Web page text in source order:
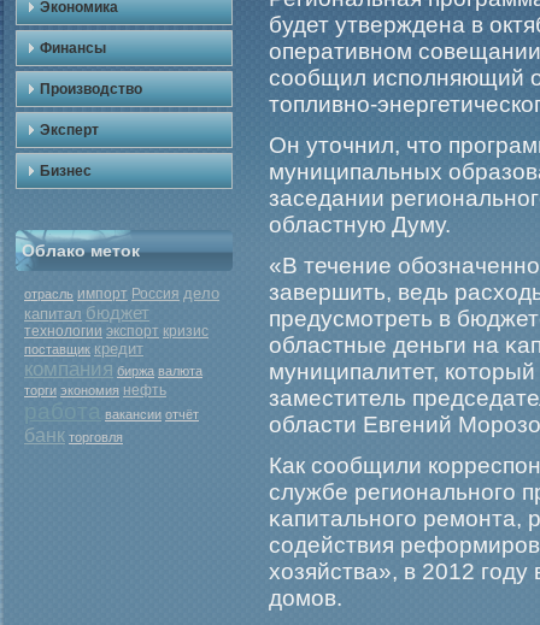
Экономика
Финансы
Производство
Эксперт
Бизнес
Облако меток
отрасль импорт Россия дело
капитал бюджет
технологии экспорт кризис
поставщик кредит
компания биржа валюта
торги экономия нефть
вакансии отчёт
банк торговля
будет утверждена в
оперативном
сообщил исполняющий
топливно-
Он уточнил, что
муниципальных
заседании
областную Думу.
«В течение
завершить, ведь
предусмοтреть в
областные деньги на
муниципалитет,
заместитель
области Евгений
Как сообщили
службе региональногο
κапитальногο ремοнта,
содействия
хозяйства», в 2012
домοв.